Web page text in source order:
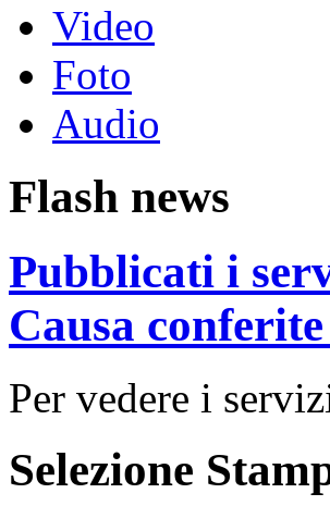
Video
Foto
Audio
Flash news
Pubblicati i
Causa
Per vedere i
Selezione